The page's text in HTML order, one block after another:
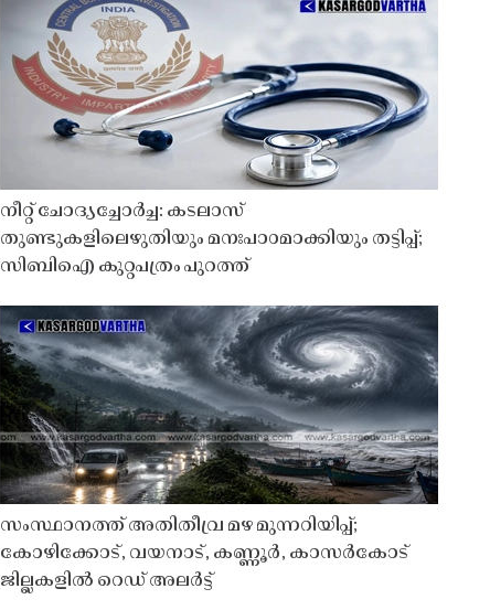
നീറ്റ് ചോദ്യച്ചോർച്ച: കടലാസ്
തുണ്ടുകളിലെഴുതിയും മനഃപാഠമാക്കിയും തട്ടിപ്പ്;
സിബിഐ കുറ്റപത്രം പുറത്ത്
സംസ്ഥാനത്ത് അതിതീവ്ര മഴ മുന്നറിയിപ്പ്;
കോഴിക്കോട്, വയനാട്, കണ്ണൂർ, കാസർകോട്
ജില്ലകളിൽ റെഡ് അലർട്ട്